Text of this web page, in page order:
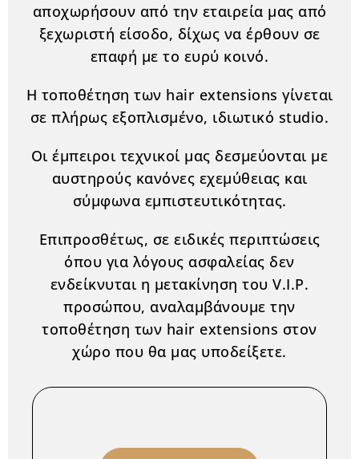
αποχωρήσουν από την εταιρεία μας από
ξεχωριστή είσοδο, δίχως να έρθουν σε
επαφή με το ευρύ κοινό.
Η τοποθέτηση των hair extensions γίνεται
σε πλήρως εξοπλισμένο, ιδιωτικό studio.
Οι έμπειροι τεχνικοί μας δεσμεύονται με
αυστηρούς κανόνες εχεμύθειας και
σύμφωνα εμπιστευτικότητας.
Επιπροσθέτως, σε ειδικές περιπτώσεις
όπου για λόγους ασφαλείας δεν
ενδείκνυται η μετακίνηση του V.I.P.
προσώπου, αναλαμβάνουμε την
τοποθέτηση των hair extensions στον
χώρο που θα μας υποδείξετε.